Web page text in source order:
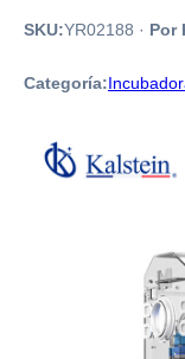
SKU:YR02188 · Por
Categoría: